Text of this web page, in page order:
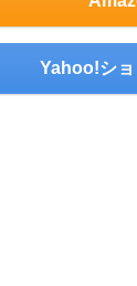
Yahoo!シ